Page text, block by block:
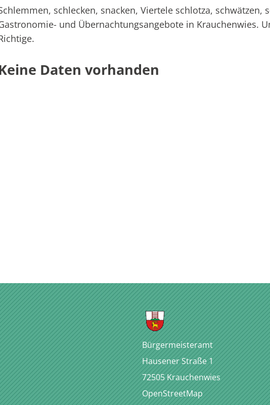
schlecken, snacken, Viertele schlotza, schwätzen,
und Übernachtungsangebote in Krauchenwies.
Daten vorhanden
Bürgermeisteramt
Hausener Straße 1
72505Krauchenwies
OpenStreetMap